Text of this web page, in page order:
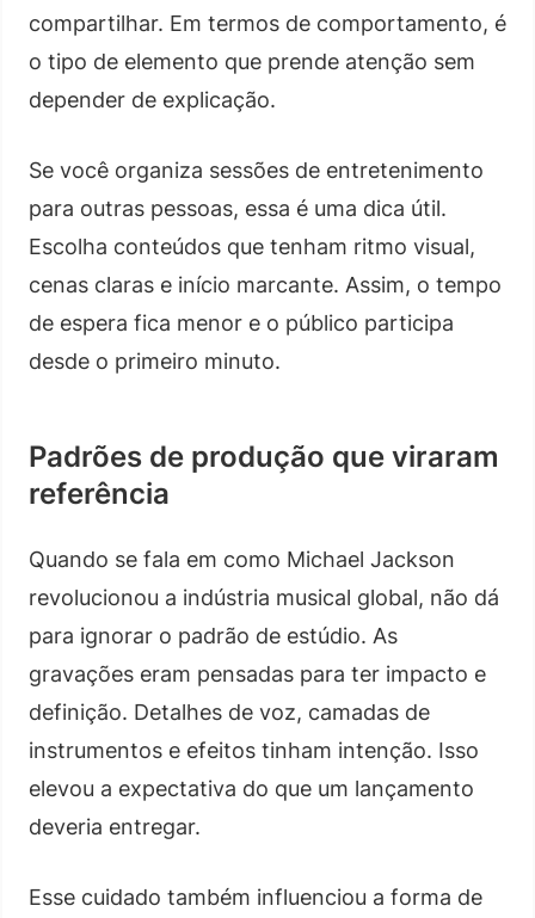
compartilhar. Em termos de comportamento, é
o tipo de elemento que prende atenção sem
depender de explicação.
Se você organiza sessões de entretenimento
para outras pessoas, essa é uma dica útil.
Escolha conteúdos que tenham ritmo visual,
cenas claras e início marcante. Assim, o tempo
de espera fica menor e o público participa
desde o primeiro minuto.
Padrões de produção que viraram
referência
Quando se fala em como Michael Jackson
revolucionou a indústria musical global, não dá
para ignorar o padrão de estúdio. As
gravações eram pensadas para ter impacto e
definição. Detalhes de voz, camadas de
instrumentos e efeitos tinham intenção. Isso
elevou a expectativa do que um lançamento
deveria entregar.
Esse cuidado também influenciou a forma de